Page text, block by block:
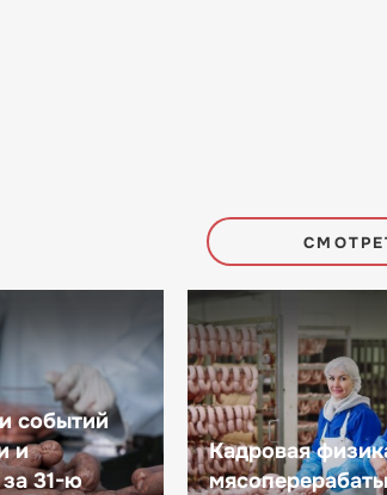
событий
и
31-ю
Кадровая